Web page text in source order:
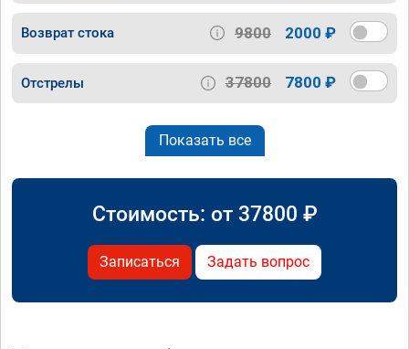
Возврат стока 9800 2000 ₽
Отстрелы 37800 7800 ₽
Показать все
Стоимость: от 37800 ₽
Записаться Задать вопрос